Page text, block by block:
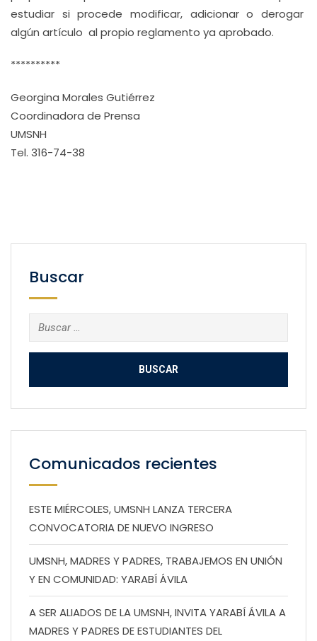
estudiar si procede modificar, adicionar o derogar
algún artículo al propio reglamento ya aprobado.
**********
Georgina Morales Gutiérrez
Coordinadora de Prensa
UMSNH
Tel. 316-74-38
Buscar
Buscar:
Comunicados recientes
ESTE MIÉRCOLES, UMSNH LANZA TERCERA
CONVOCATORIA DE NUEVO INGRESO
UMSNH, MADRES Y PADRES, TRABAJEMOS EN UNIÓN
Y EN COMUNIDAD: YARABÍ ÁVILA
A SER ALIADOS DE LA UMSNH, INVITA YARABÍ ÁVILA A
MADRES Y PADRES DE ESTUDIANTES DEL